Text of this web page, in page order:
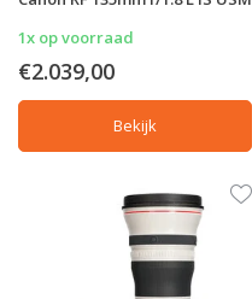
1x op voorraad
€2.039,00
Bekijk